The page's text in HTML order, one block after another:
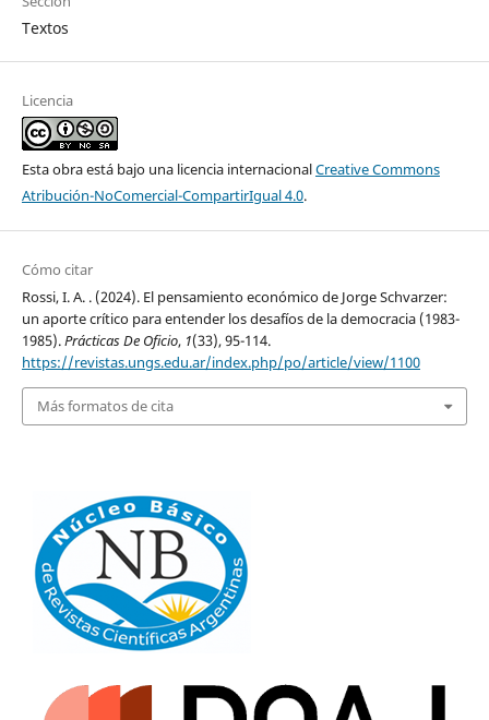
Textos
Licencia
Esta obra está bajo una licencia internacionalCreative Commons
Atribución-NoComercial-CompartirIgual 4.0.
Cómo citar
Rossi, I. A. . (2024). El pensamiento económico de Jorge Schvarzer:
un aporte crítico para entender los desafíos de la democracia (1983-
1985).Prácticas De Oficio, 1(33), 95-114.
https://revistas.ungs.edu.ar/index.php/po/article/view/1100
Más formatos de cita